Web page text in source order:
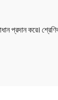
প্রদান করে।